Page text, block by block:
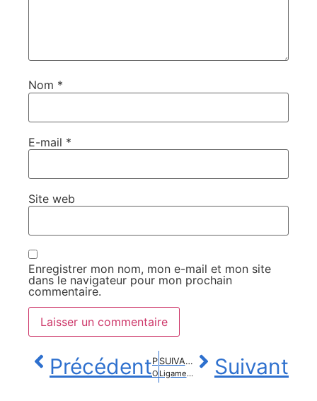
Nom *
E-mail *
Site web
Enregistrer mon nom, mon e-mail et mon site
dans le navigateur pour mon prochain
commentaire.
Précédent PRÉCÉDENT
Omad : quels sont les bienfaits réels du jeûne intermittent en une seule prise ?
SUIVANT
Ligament croisé : quels sont les symptômes qui doivent alerter rapidement ? Suivant